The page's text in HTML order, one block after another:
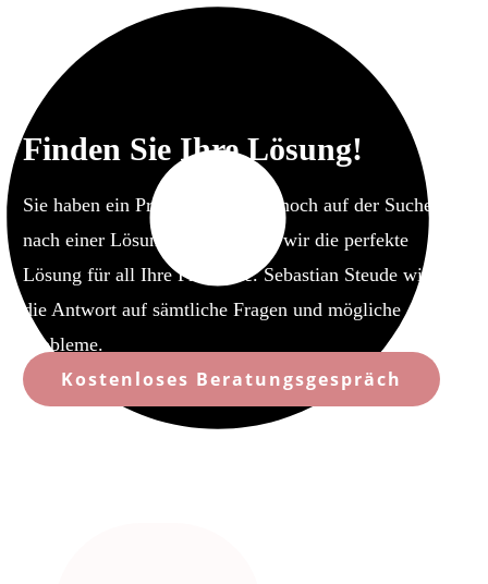
Finden Sie Ihre Lösung!
Sie haben ein Problem und sind noch auf der Suche
nach einer Lösung? Dann haben wir die perfekte
Lösung für all Ihre Probleme. Sebastian Steude wird
die Antwort auf sämtliche Fragen und mögliche
Probleme.
Kostenloses Beratungsgespräch